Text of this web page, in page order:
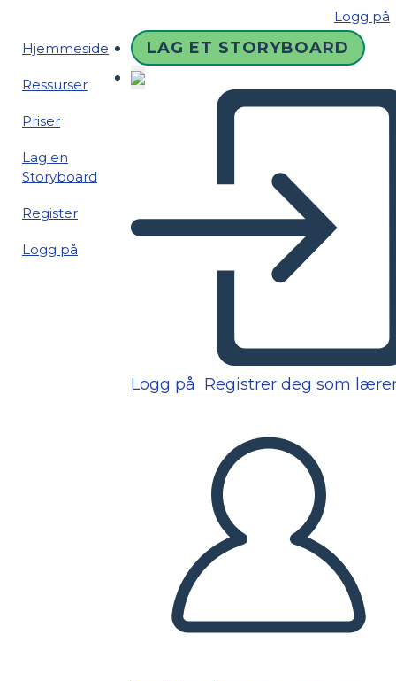
Logg på
Hjemmeside
Ressurser
Priser
Lag en
Storyboard
Register
Logg på
LAG ET STORYBOARD
Logg på Registrer deg som